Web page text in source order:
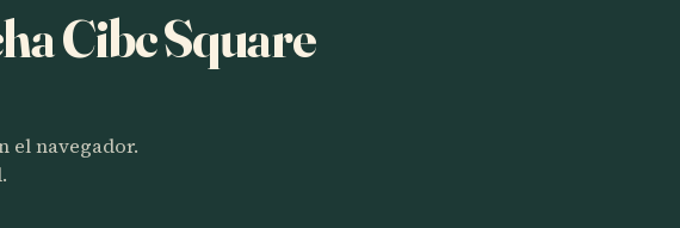
Cibc Square
el navegador.